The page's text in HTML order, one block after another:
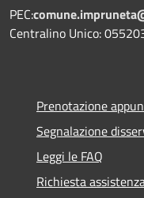
PEC:
Centralino Unico:
Prenotazione
Segnalazione
Leggi le FAQ
Richiesta